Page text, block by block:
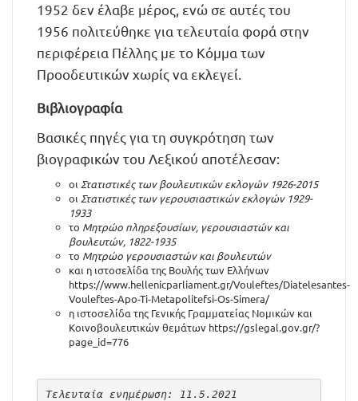
1952 δεν έλαβε μέρος, ενώ σε αυτές του
1956 πολιτεύθηκε για τελευταία φορά στην
περιφέρεια Πέλλης με το Κόμμα των
Προοδευτικών χωρίς να εκλεγεί.
Βιβλιογραφία
Βασικές πηγές για τη συγκρότηση των
βιογραφικών του Λεξικού αποτέλεσαν:
οι Στατιστικές των βουλευτικών εκλογών 1926-2015
οι Στατιστικές των γερουσιαστικών εκλογών 1929-
1933
το Μητρώο πληρεξουσίων, γερουσιαστών και
βουλευτών, 1822-1935
το Μητρώο γερουσιαστών και βουλευτών
και η ιστοσελίδα της Βουλής των Ελλήνων
https://www.hellenicparliament.gr/Vouleftes/Diatelesantes-
Vouleftes-Apo-Ti-Metapolitefsi-Os-Simera/
η ιστοσελίδα της Γενικής Γραμματείας Νομικών και
Κοινοβουλευτικών θεμάτων https://gslegal.gov.gr/?
page_id=776
Τελευταία ενημέρωση: 11.5.2021